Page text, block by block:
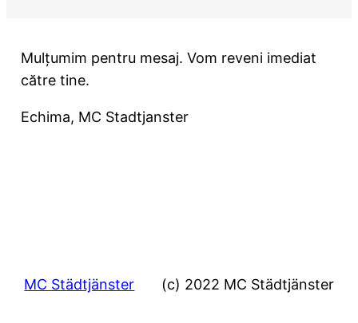
Mulțumim pentru mesaj. Vom reveni imediat
către tine.
Echima, MC Stadtjanster
MC Städtjänster (c) 2022 MC Städtjänster